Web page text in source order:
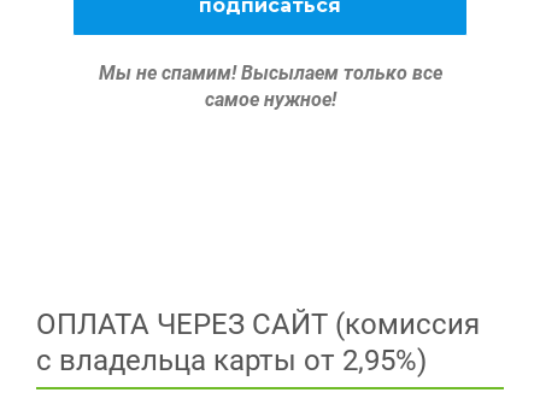
Мы не спамим! Высылаем только все
самое нужное!
ОПЛАТА ЧЕРЕЗ САЙТ (комиссия
с владельца карты от 2,95%)